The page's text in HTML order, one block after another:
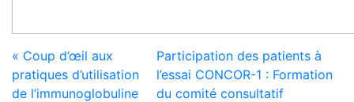
« Coup d’œil aux
pratiques d’utilisation
de l’immunoglobuline
Participation des patients à
l’essai CONCOR-1 : Formation
du comité consultatif